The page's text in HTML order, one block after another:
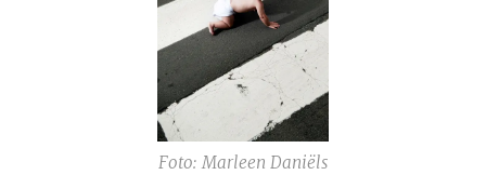
Foto: Marleen Daniëls